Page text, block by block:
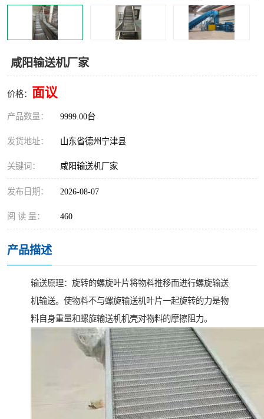
咸阳输送机厂家
价格： 面议
产品数量： 9999.00台
发货地址： 山东省德州宁津县
关键词： 咸阳输送机厂家
发布日期： 2026-08-07
阅 读 量： 460
产品描述
输送原理：旋转的螺旋叶片将物料推移而进行螺旋输送
机输送。使物料不与螺旋输送机叶片一起旋转的力是物
料自身重量和螺旋输送机机壳对物料的摩擦阻力。
塑料撕碎机 金属撕碎机